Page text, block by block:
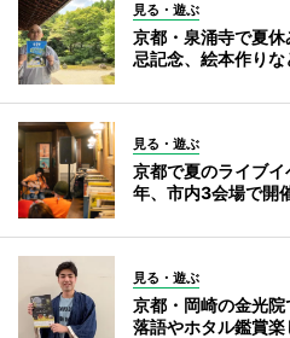
見る・遊ぶ
京都・泉涌寺で夏
忌記念、絵本作りな
見る・遊ぶ
京都で夏のライブ
年、市内3会場で開
見る・遊ぶ
京都・岡崎の金光
落語やホタル鑑賞楽